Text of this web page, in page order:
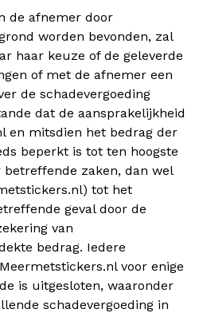
de afnemer door
worden bevonden, zal
haar keuze of de geleverde
of met de afnemer een
de schadevergoeding
dat de aansprakelijkheid
en mitsdien het bedrag der
beperkt is tot ten hoogste
zaken, dan wel
tot het
geval door de
van
bedrag. Iedere
voor enige
is uitgesloten, waaronder
schadevergoeding in